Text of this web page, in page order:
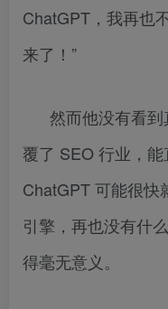
ChatGPT，我再也
来了！”
然而他没有看
覆了 SEO 行业，
ChatGPT 可能很快
引擎，再也没有什
得毫无意义。